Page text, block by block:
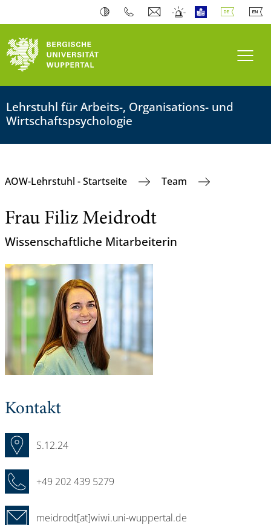
Lehrstuhl für Arbeits-, Organisations- und
Wirtschaftspsychologie
AOW-Lehrstuhl - Startseite Team
Frau Filiz Meidrodt
Wissenschaftliche Mitarbeiterin
Kontakt
S.12.24
+49 202 439 5279
meidrodt[at]wiwi.uni-wuppertal.de